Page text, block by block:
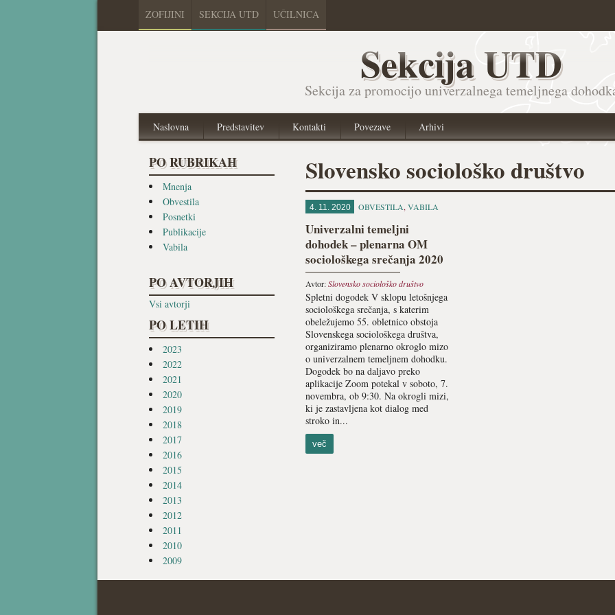
ZOFIJINI SEKCIJA UTD UČILNICA
Sekcija UTD
Sekcija za promocijo univerzalnega temeljnega
Naslovna Predstavitev Kontakti Povezave Arhivi
PO RUBRIKAH
Mnenja
Obvestila
Posnetki
Publikacije
Vabila
PO AVTORJIH
Vsi avtorji
PO LETIH
2023
2022
2021
2020
2019
2018
2017
2016
2015
2014
2013
2012
2011
2010
2009
Slovensko sociološko društvo
4. 11. 2020 OBVESTILA, VABILA
Univerzalni temeljni
dohodek – plenarna OM
sociološkega srečanja 2020
Avtor:Slovensko sociološko društvo
Spletni dogodek V sklopu letošnjega
sociološkega srečanja, s katerim
obeležujemo 55. obletnico obstoja
Slovenskega sociološkega društva,
organiziramo plenarno okroglo mizo
o univerzalnem temeljnem dohodku.
Dogodek bo na daljavo preko
aplikacije Zoom potekal v soboto, 7.
novembra, ob 9:30. Na okrogli mizi,
ki je zastavljena kot dialog med
stroko in...
več